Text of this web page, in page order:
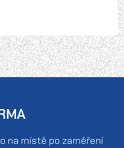
na místě po zaměření